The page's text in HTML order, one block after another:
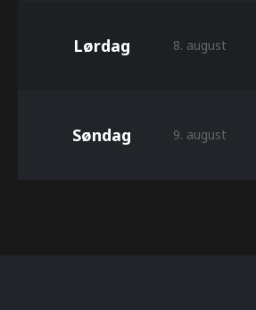
Lørdag 8. august
Søndag 9. august